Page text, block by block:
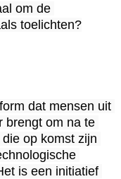
om de
toelichten?
dat mensen uit
brengt om na te
op komst zijn
is een initiatief